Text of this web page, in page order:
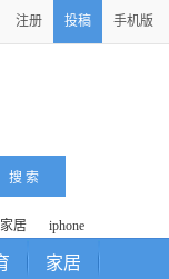
注册 投稿 手机版
居 iphone
家居